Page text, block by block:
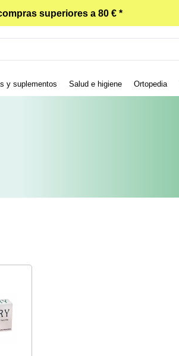
superiores a 80 € *
y suplementos Salud e higiene Ortopedia